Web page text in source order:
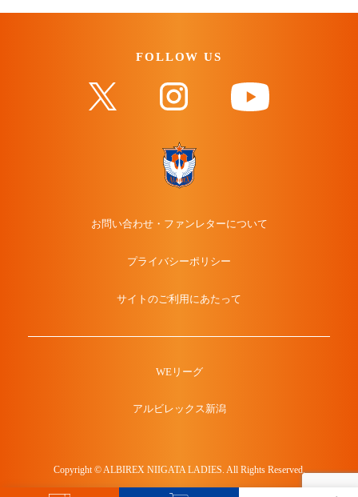
FOLLOW US
お問い合わせ・ファンレターについて
プライバシーポリシー
サイトのご利用にあたって
WEリーグ
アルビレックス新潟
Copyright © ALBIREX NIIGATA LADIES. All Rights Reserved.